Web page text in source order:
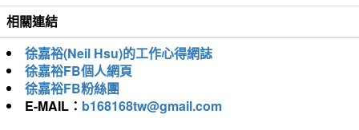
相關連結
徐嘉裕(Neil Hsu)的工作心得網誌
徐嘉裕FB個人網頁
徐嘉裕FB粉絲團
E-MAIL： b168168tw@gmail.com